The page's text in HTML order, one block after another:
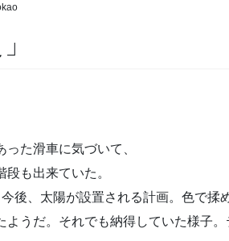
た滑車に気づいて、
も出来ていた。
後、太陽が設置される計画。色で
うだ。それでも納得していた様子